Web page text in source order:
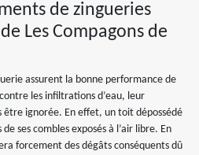
de zingueries
Les Compagons de
assurent la bonne performance de
les infiltrations d’eau, leur
être ignorée. En effet, un toit dépossédé
ses combles exposés à l’air libre. En
forcement des dégâts conséquents dû